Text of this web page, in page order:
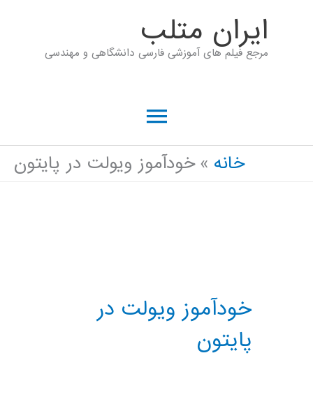
ايران متلب
مرجع فیلم های آموزشی فارسی دانشگاهی و مهندسی
فهرست
اصلی
خانه خودآموز ویولت در پایتون
خودآموز ویولت در
پایتون